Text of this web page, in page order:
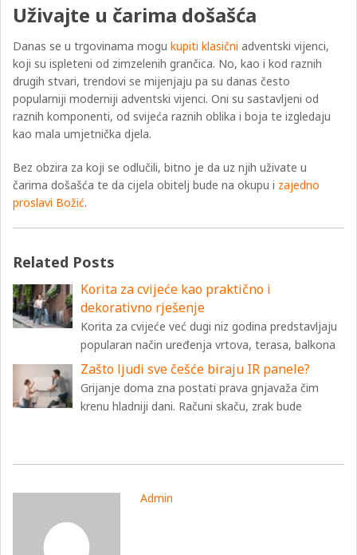
Uživajte u čarima došašća
Danas se u trgovinama mogukupiti klasični adventski vijenci,
koji su ispleteni od zimzelenih grančica. No, kao i kod raznih
drugih stvari, trendovi se mijenjaju pa su danas često
popularniji moderniji adventski vijenci. Oni su sastavljeni od
raznih komponenti, od svijeća raznih oblika i boja te izgledaju
kao mala umjetnička djela.
Bez obzira za koji se odlučili, bitno je da uz njih uživate u
čarima došašća te da cijela obitelj bude na okupu i zajedno
proslavi Božić.
Related Posts
Korita za cvijeće kao praktično i
dekorativno rješenje
Korita za cvijeće već dugi niz godina predstavljaju
popularan način uređenja vrtova, terasa, balkona
Zašto ljudi sve češće biraju IR panele?
Grijanje doma zna postati prava gnjavaža čim
krenu hladniji dani. Računi skaču, zrak bude
Admin